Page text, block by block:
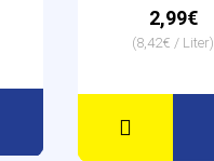
2,99€
(8,42€ / Liter)